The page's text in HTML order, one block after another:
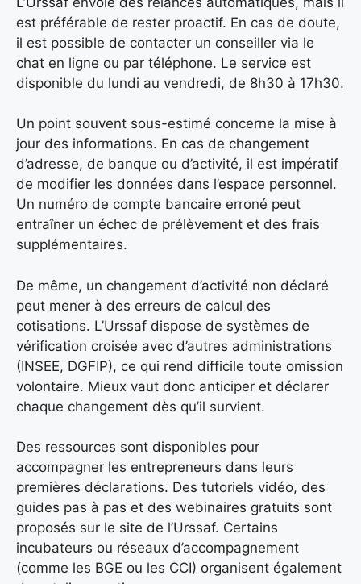
est préférable de rester proactif. En cas de doute,
il est possible de contacter un conseiller via le
chat en ligne ou par téléphone. Le service est
disponible du lundi au vendredi, de 8h30 à 17h30.
Un point souvent sous-estimé concerne la mise à
jour des informations. En cas de changement
d’adresse, de banque ou d’activité, il est impératif
de modifier les données dans l’espace personnel.
Un numéro de compte bancaire erroné peut
entraîner un échec de prélèvement et des frais
supplémentaires.
De même, un changement d’activité non déclaré
peut mener à des erreurs de calcul des
cotisations. L’Urssaf dispose de systèmes de
vérification croisée avec d’autres administrations
(INSEE, DGFIP), ce qui rend difficile toute omission
volontaire. Mieux vaut donc anticiper et déclarer
chaque changement dès qu’il survient.
Des ressources sont disponibles pour
accompagner les entrepreneurs dans leurs
premières déclarations. Des tutoriels vidéo, des
guides pas à pas et des webinaires gratuits sont
proposés sur le site de l’Urssaf. Certains
incubateurs ou réseaux d’accompagnement
(comme les BGE ou les CCI) organisent également